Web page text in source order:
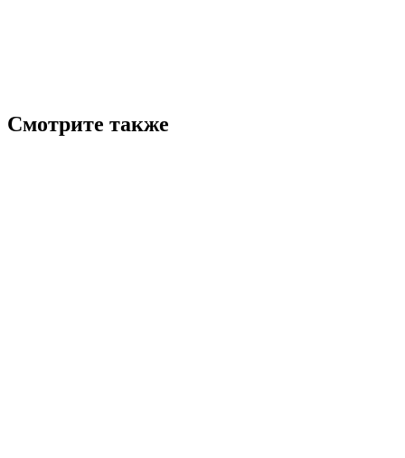
Смотрите также